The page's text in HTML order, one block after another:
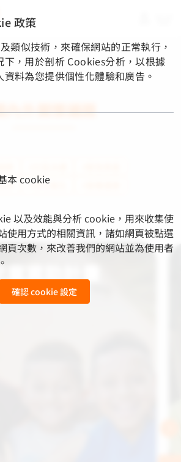
內外關懷議題
持 #淨水衛生
資助計畫
Child Sponsorship
政策
類似技術，來確保網站的正常執行，
下，用於剖析 Cookies分析，以根據
料為您提供個性化體驗和廣告。
本 cookie
以及效能與分析 cookie，用來收集使
使用方式的相關資訊，諸如網頁被點選
頁次數，來改善我們的網站並為使用者
確認 cookie 設定